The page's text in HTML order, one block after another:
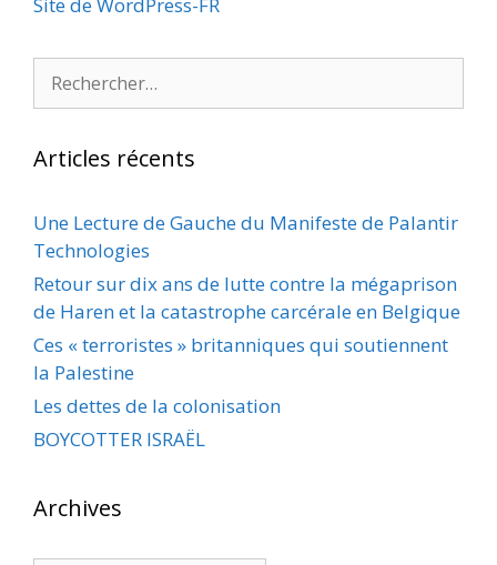
Rechercher :
Articles récents
Une Lecture de Gauche du Manifeste de Palantir
Technologies
Retour sur dix ans de lutte contre la mégaprison
de Haren et la catastrophe carcérale en Belgique
Ces « terroristes » britanniques qui soutiennent
la Palestine
Les dettes de la colonisation
BOYCOTTER ISRAËL
Archives